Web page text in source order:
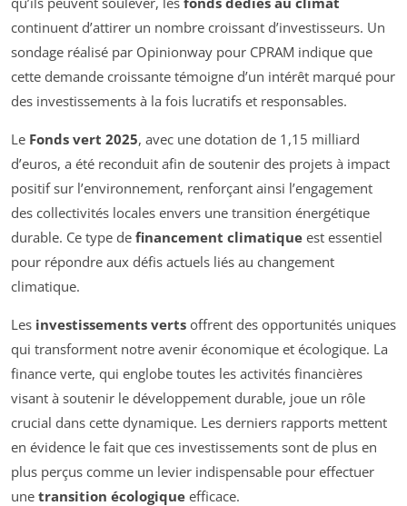
continuent d’attirer un nombre croissant d’investisseurs. Un
sondage réalisé par Opinionway pour CPRAM indique que
cette demande croissante témoigne d’un intérêt marqué pour
des investissements à la fois lucratifs et responsables.
Le Fonds vert 2025, avec une dotation de 1,15 milliard
d’euros, a été reconduit afin de soutenir des projets à impact
positif sur l’environnement, renforçant ainsi l’engagement
des collectivités locales envers une transition énergétique
durable. Ce type de financement climatique est essentiel
pour répondre aux défis actuels liés au changement
climatique.
Les investissements verts offrent des opportunités uniques
qui transforment notre avenir économique et écologique. La
finance verte, qui englobe toutes les activités financières
visant à soutenir le développement durable, joue un rôle
crucial dans cette dynamique. Les derniers rapports mettent
en évidence le fait que ces investissements sont de plus en
plus perçus comme un levier indispensable pour effectuer
une transition écologique efficace.